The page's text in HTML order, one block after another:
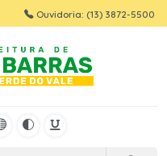
Ouvidoria: (13) 3872-5500